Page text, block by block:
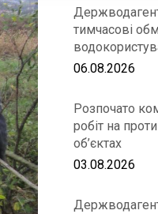
тимчасові
06.08.2026
Розпочато
робіт на
об’єктах
03.08.2026